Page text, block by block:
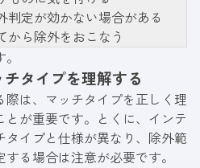
定が効かない場合がある
ら除外をおこなう
タイプを理解する
は、マッチタイプを正しく理
が重要です。とくに、インテ
タイプと仕様が異なり、除外範
る場合は注意が必要です。